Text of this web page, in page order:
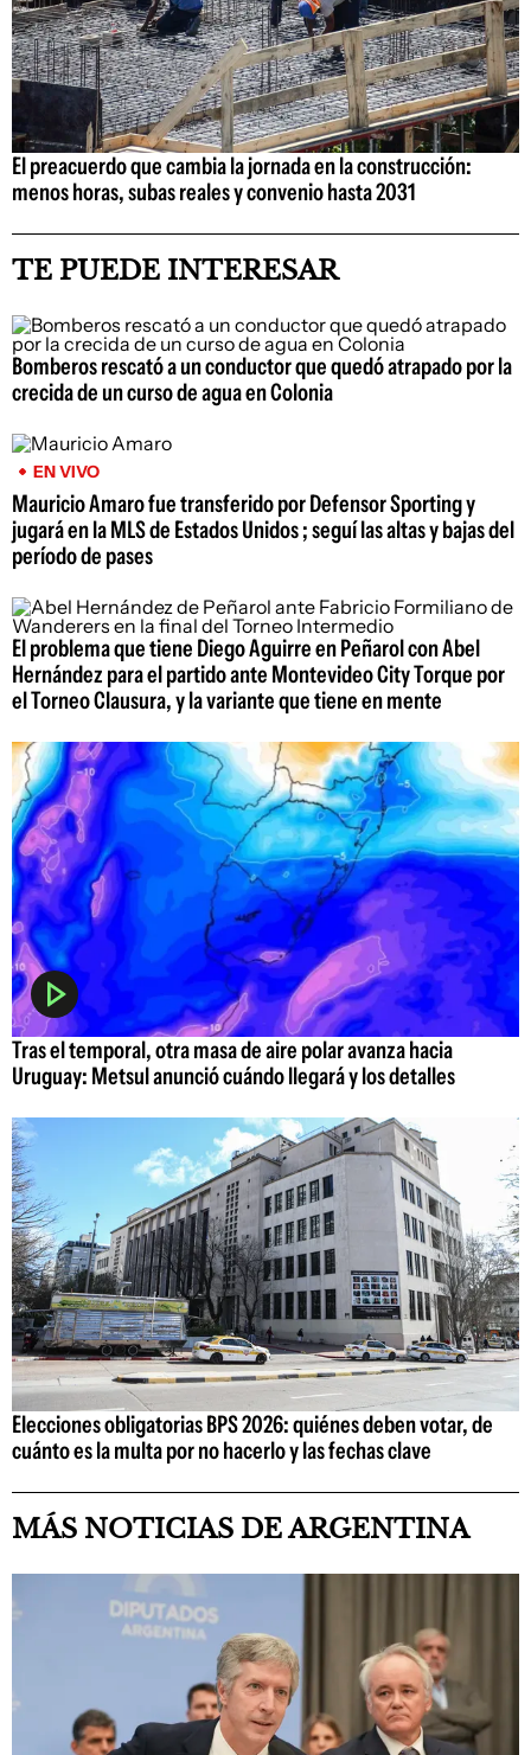
El preacuerdo que cambia la jornada en la construcción:
menos horas, subas reales y convenio hasta 2031
TE PUEDE INTERESAR
Bomberos rescató a un conductor que quedó atrapado por la
crecida de un curso de agua en Colonia
EN VIVO
Mauricio Amaro fue transferido por Defensor Sporting y
jugará en la MLS de Estados Unidos ; seguí las altas y bajas del
período de pases
El problema que tiene Diego Aguirre en Peñarol con Abel
Hernández para el partido ante Montevideo City Torque por
el Torneo Clausura, y la variante que tiene en mente
Tras el temporal, otra masa de aire polar avanza hacia
Uruguay: Metsul anunció cuándo llegará y los detalles
Elecciones obligatorias BPS 2026: quiénes deben votar, de
cuánto es la multa por no hacerlo y las fechas clave
MÁS NOTICIAS DE ARGENTINA